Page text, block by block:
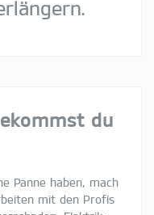
du
Panne haben, mach
mit den Profis